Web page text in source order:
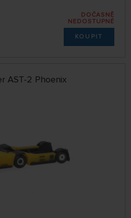
DOČASNĚ
NEDOSTUPNÉ
KOUPIT
AST-2 Phoenix